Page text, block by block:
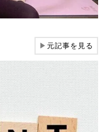
▶元記事を見る